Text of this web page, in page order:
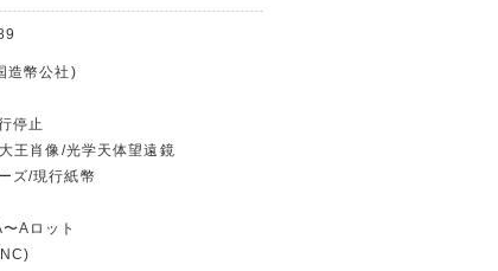
造幣公社)
停止
王肖像/光学天体望遠鏡
ズ/現行紙幣
Aロット